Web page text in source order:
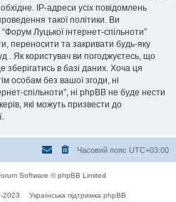
IP-адреси усіх повідомлень
такої політики. Ви
Луцької інтернет-спільноти”
переносити та закривати будь-яку
. Як користувач ви погоджуєтесь, що
в базі даних. Хоча ця
особам без вашої згоди, ні
спільноти”, ні phpBB не буде нести
які можуть призвести до
Часовий пояс UTC+03:00
Software © phpBB Limited
2023 Українська підтримка phpBB